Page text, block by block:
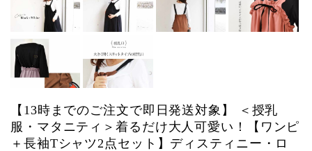
【13時までのご注文で即日発送対象】 ＜授乳
服・マタニティ＞着るだけ大人可愛い！【ワンピ
＋長袖Tシャツ2点セット】ディスティニー・ロ